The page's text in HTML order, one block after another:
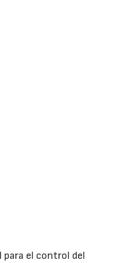
para el control del